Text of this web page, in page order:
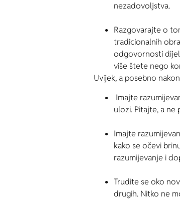
nezadovoljstva.
Razgovarajte o
tradicionalnih
odgovornosti
više štete nego
Uvijek, a posebno
Imajte
ulozi. Pitajte, a
Imajte
kako se očevi
razumijevanje i
Trudite se oko
drugih. Nitko ne